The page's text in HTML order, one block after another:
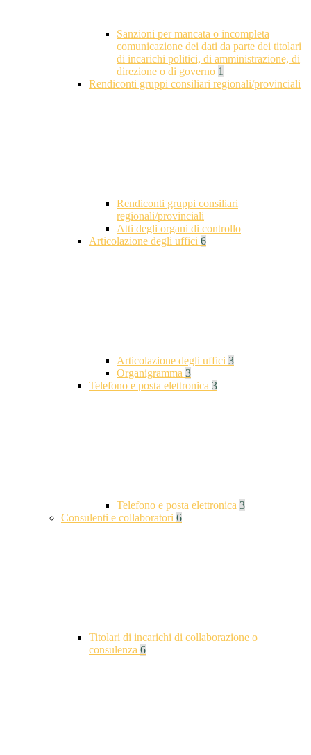
Sanzioni per mancata o incompleta
comunicazione dei dati da parte dei titolari
di incarichi politici, di amministrazione, di
direzione o di governo 1
Rendiconti gruppi consiliari regionali/provinciali
Rendiconti gruppi consiliari
regionali/provinciali
Atti degli organi di controllo
Articolazione degli uffici 6
Articolazione degli uffici 3
Organigramma 3
Telefono e posta elettronica 3
Telefono e posta elettronica 3
Consulenti e collaboratori 6
Titolari di incarichi di collaborazione o
consulenza 6